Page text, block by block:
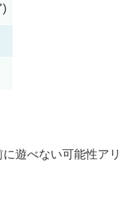
)
遊べない可能性アリ